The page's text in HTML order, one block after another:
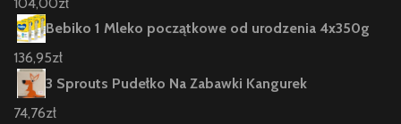
104,00zł
Bebiko 1 Mleko początkowe od urodzenia 4x350g
136,95zł
3 Sprouts Pudełko Na Zabawki Kangurek
74,76zł